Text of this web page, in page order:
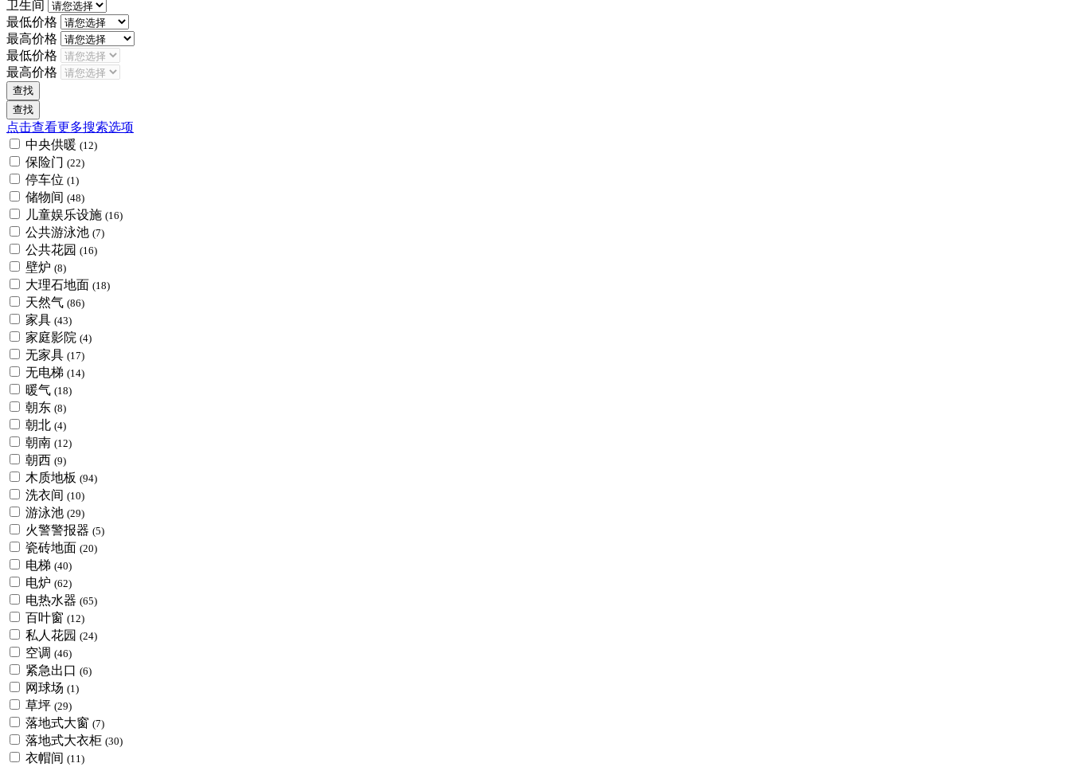
卫生间
最低价格
最高价格
最低价格
最高价格
点击查看更多搜索选项
中央供暖 (12)
保险门 (22)
停车位 (1)
储物间 (48)
儿童娱乐设施 (16)
公共游泳池 (7)
公共花园 (16)
壁炉 (8)
大理石地面 (18)
天然气 (86)
家具 (43)
家庭影院 (4)
无家具 (17)
无电梯 (14)
暖气 (18)
朝东 (8)
朝北 (4)
朝南 (12)
朝西 (9)
木质地板 (94)
洗衣间 (10)
游泳池 (29)
火警警报器 (5)
瓷砖地面 (20)
电梯 (40)
电炉 (62)
电热水器 (65)
百叶窗 (12)
私人花园 (24)
空调 (46)
紧急出口 (6)
网球场 (1)
草坪 (29)
落地式大窗 (7)
落地式大衣柜 (30)
衣帽间 (11)